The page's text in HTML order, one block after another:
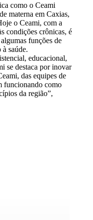
como o Ceami
materna em Caxias,
o Ceami, com a
condições crônicas, é
funções de
saúde.
educacional,
se destaca por inovar
das equipes de
funcionando como
da região”,